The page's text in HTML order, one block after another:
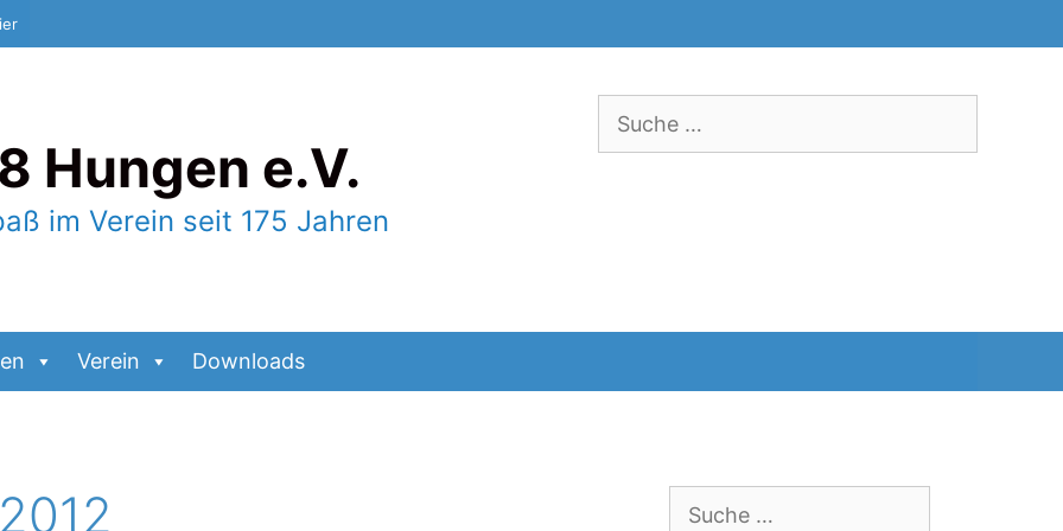
Suche
nach:
Hungen e.V.
im Verein seit 175 Jahren
Verein Downloads
Suche